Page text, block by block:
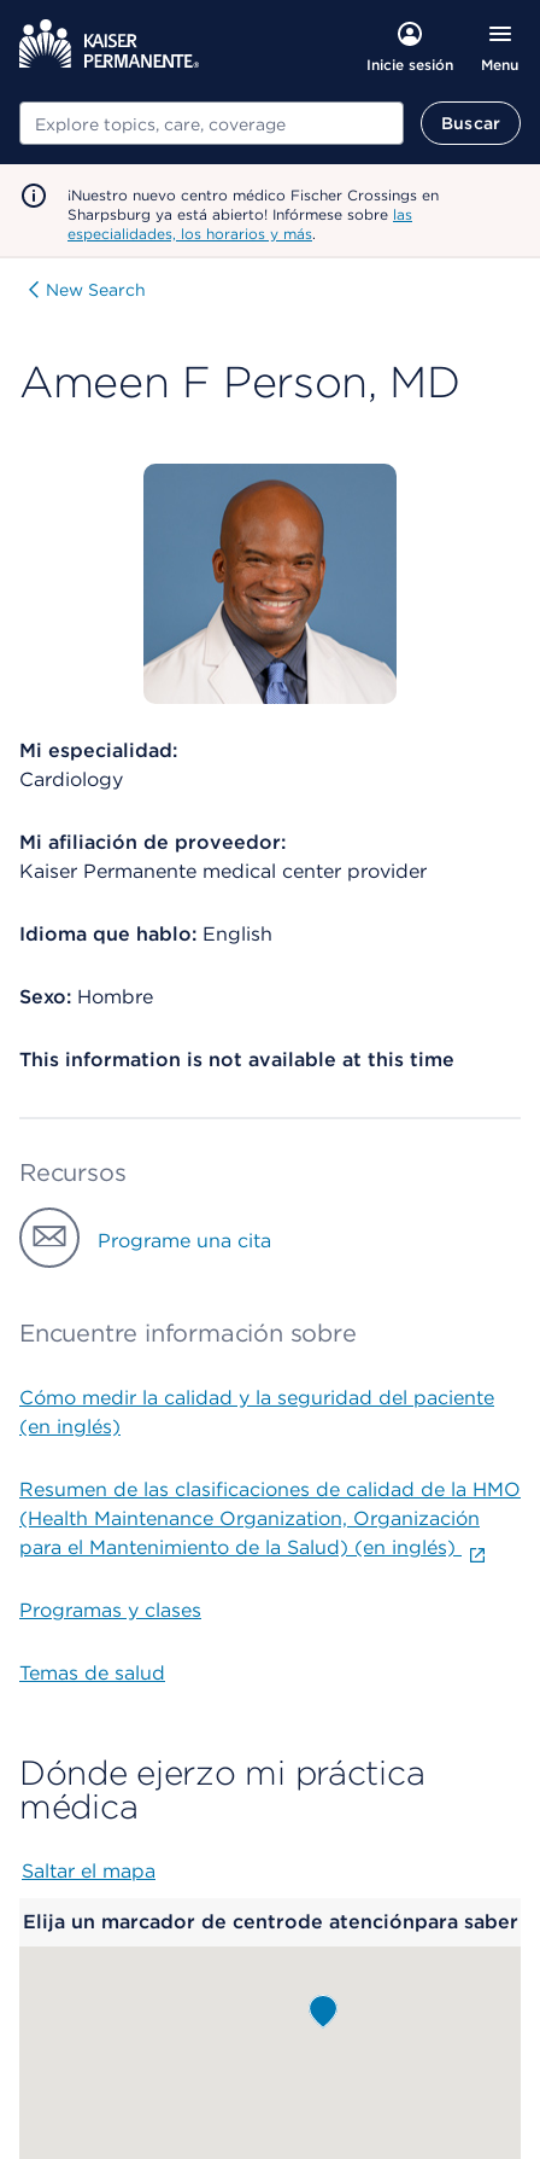
Inicie sesión Menu
Buscar Buscar
¡Nuestro nuevo centro médico Fischer Crossings en
Sharpsburg ya está abierto! Infórmese sobre las
especialidades, los horarios y más.
New Search
Ameen F Person, MD
Mi especialidad:
Cardiology
Mi afiliación de proveedor:
Kaiser Permanente medical center provider
Idioma que hablo: English
Sexo: Hombre
This information is not available at this time
Recursos
Programe una cita
Encuentre información sobre
Cómo medir la calidad y la seguridad del paciente
(en inglés)
Resumen de las clasificaciones de calidad de la HMO
(Health Maintenance Organization, Organización
para el Mantenimiento de la Salud) (en inglés)
Programas y clases
Temas de salud
Dónde ejerzo mi práctica
médica
Saltar el mapa
Elija un marcador de centrode atenciónpara saber